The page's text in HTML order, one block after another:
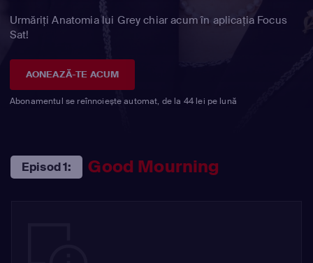
Urmăriți Anatomia lui Grey chiar acum în aplicația Focus
Sat!
AONEAZĂ-TE ACUM
Abonamentul se reînnoiește automat, de la 44 lei pe lună
Episod 1: Good Mourning